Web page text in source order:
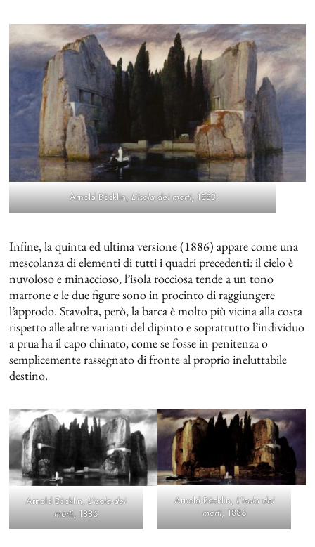
Arnold Böcklin,L’isola dei morti, 1883
Infine, la quinta ed ultima versione (1886) appare come una
mescolanza di elementi di tutti i quadri precedenti: il cielo è
nuvoloso e minaccioso, l’isola rocciosa tende a un tono
marrone e le due figure sono in procinto di raggiungere
l’approdo. Stavolta, però, la barca è molto più vicina alla costa
rispetto alle altre varianti del dipinto e soprattutto l’individuo
a prua ha il capo chinato, come se fosse in penitenza o
semplicemente rassegnato di fronte al proprio ineluttabile
destino.
Arnold Böcklin,L’isola dei
morti, 1886
Arnold Böcklin,L’isola dei
morti, 1886